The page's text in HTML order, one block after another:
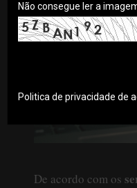
De acordo com os
Não consegue ler a
Politica de privacidade de